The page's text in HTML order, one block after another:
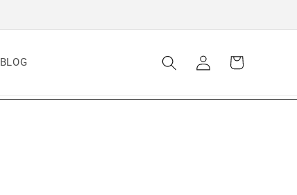
BLOG
Přihlásit
Košík